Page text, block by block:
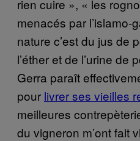
rien cuire », « les
menacés par l’islamo-
nature c’est du jus de
l’éther et de l’urine de
Gerra paraît
pour livrer ses vieilles
meilleures
du vigneron m’ont fait